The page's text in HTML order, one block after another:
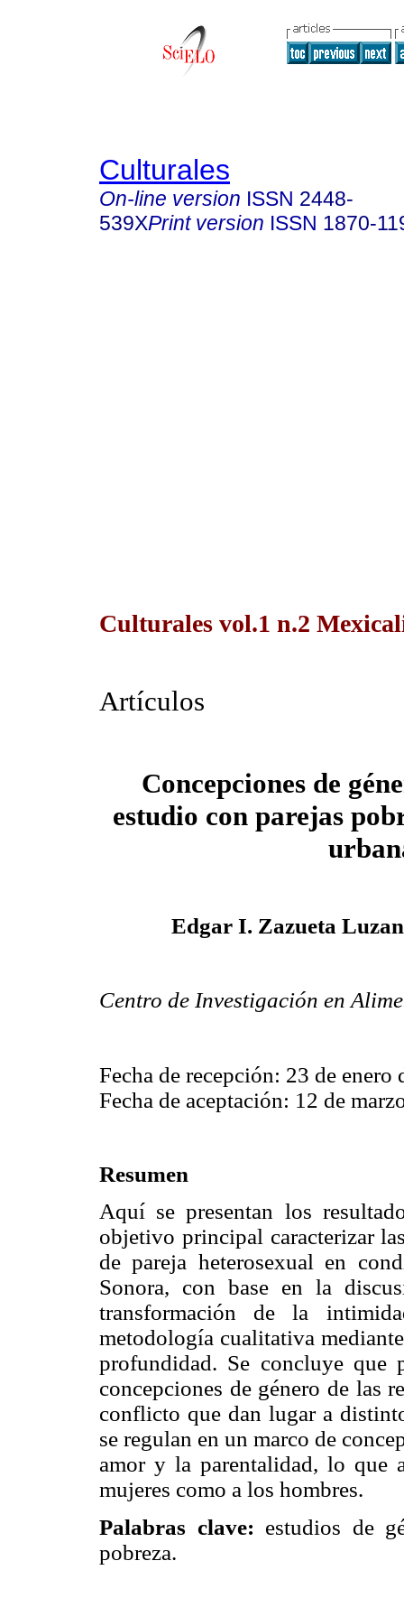
Culturales
On-line version ISSN 2448-
539XPrint version ISSN 1870-
Culturales vol.1 n.2
Artículos
Concepciones de
estudio con parejas
Edgar I. Zazueta
Centro de Investigación en
Fecha de recepción: 23 de enero
Fecha de aceptación: 12 de
Resumen
Aquí se presentan los
objetivo principal caracterizar
de pareja heterosexual en
Sonora, con base en la
transformación de la
metodología cualitativa
profundidad. Se concluye que
concepciones de género de las
conflicto que dan lugar a
se regulan en un marco de
amor y la parentalidad, lo que
mujeres como a los hombres.
Palabras clave: estudios de
pobreza.